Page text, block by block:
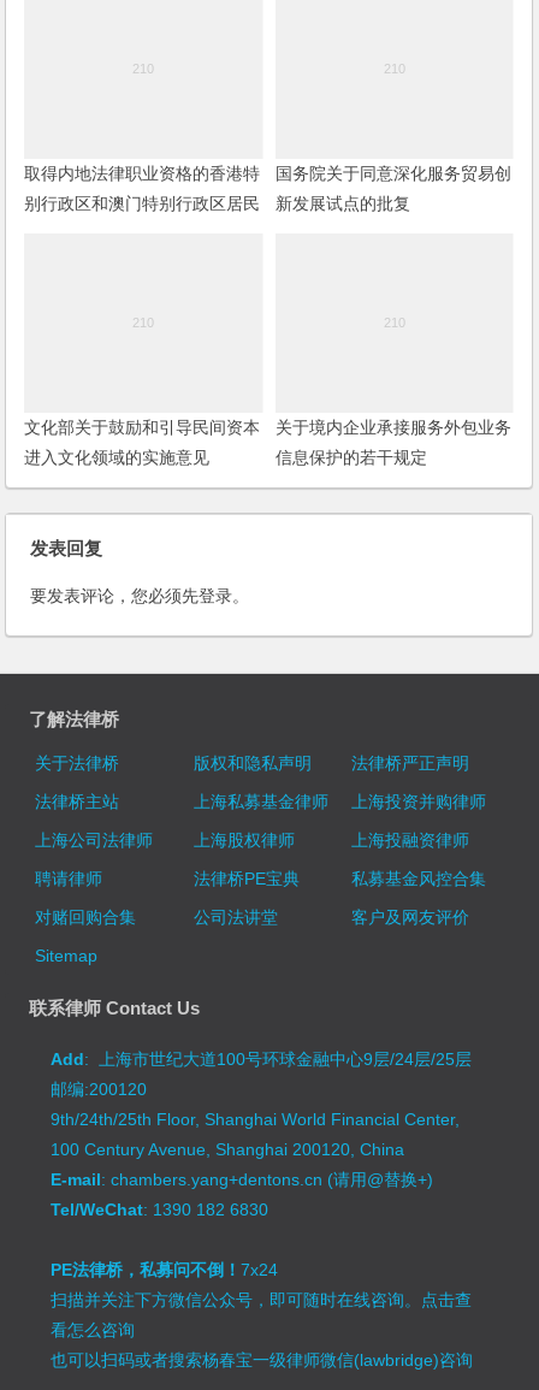
取得内地法律职业资格的香港特
别行政区和澳门特别行政区居民
国务院关于同意深化服务贸易创
新发展试点的批复
文化部关于鼓励和引导民间资本
进入文化领域的实施意见
关于境内企业承接服务外包业务
信息保护的若干规定
发表回复
要发表评论，您必须先登录。
了解法律桥
关于法律桥 版权和隐私声明
法律桥严正声明
法律桥主站
上海私募基金律师
上海投资并购律师
上海公司法律师
上海股权律师
上海投融资律师
聘请律师
法律桥PE宝典
私募基金风控合集
对赌回购合集
公司法讲堂
客户及网友评价
Sitemap
联系律师 Contact Us
Add: 上海市世纪大道100号环球金融中心9层/24层/25层
邮编:200120
9th/24th/25th Floor, Shanghai World Financial Center,
100 Century Avenue, Shanghai 200120, China
E-mail: chambers.yang+dentons.cn (请用@替换+)
Tel/WeChat: 1390 182 6830
PE法律桥，私募问不倒！7x24
扫描并关注下方微信公众号，即可随时在线咨询。 点击查
看怎么咨询
也可以扫码或者搜索杨春宝一级律师微信(lawbridge)咨询